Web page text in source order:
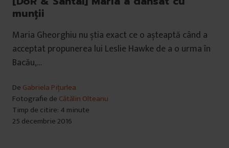
munții
Maria Gheorghiu nu știa exact ce o așteaptă când a
acceptat propunerea lui Leslie Hawke de a o urma în
Bacău,…
De Gabriela Pițurlea
Fotografie de Cătălin Olteanu
Timp de citire: 4 minute
25 decembrie 2016